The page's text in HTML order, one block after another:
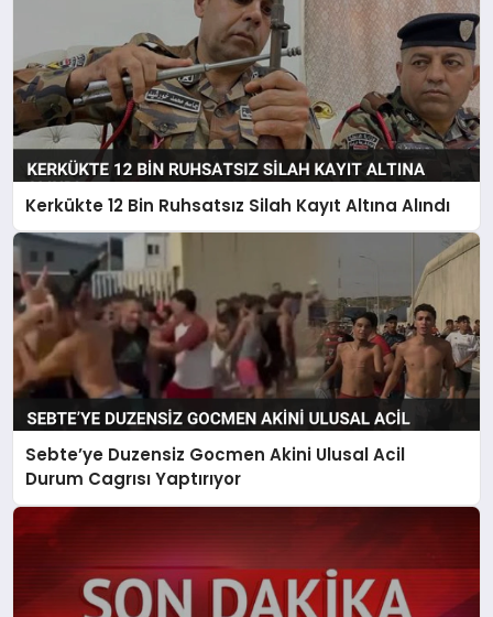
Kerkükte 12 Bin Ruhsatsız Silah Kayıt Altına Alındı
Sebte’ye Duzensiz Gocmen Akini Ulusal Acil
Durum Cagrısı Yaptırıyor